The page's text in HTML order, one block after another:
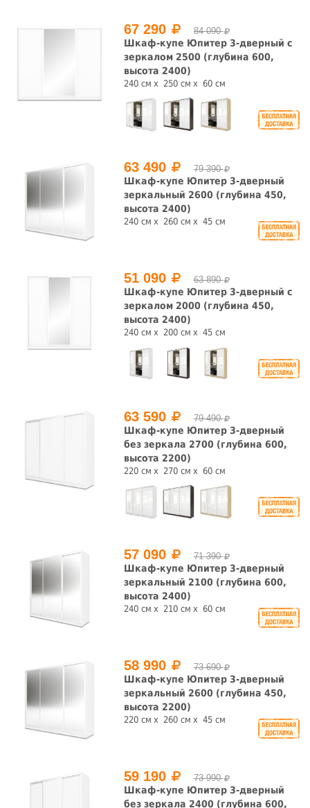
67 290 84 090
Шкаф-купе Юпитер 3-дверный с
зеркалом 2500 (глубина 600,
высота 2400)
240 см 250 см 60 см
63 490 79 390
Шкаф-купе Юпитер 3-дверный
зеркальный 2600 (глубина 450,
высота 2400)
240 см 260 см 45 см
51 090 63 890
Шкаф-купе Юпитер 3-дверный с
зеркалом 2000 (глубина 450,
высота 2400)
240 см 200 см 45 см
63 590 79 490
Шкаф-купе Юпитер 3-дверный
без зеркала 2700 (глубина 600,
высота 2200)
220 см 270 см 60 см
57 090 71 390
Шкаф-купе Юпитер 3-дверный
зеркальный 2100 (глубина 600,
высота 2400)
240 см 210 см 60 см
58 990 73 690
Шкаф-купе Юпитер 3-дверный
зеркальный 2600 (глубина 450,
высота 2200)
220 см 260 см 45 см
59 190 73 990
Шкаф-купе Юпитер 3-дверный
без зеркала 2400 (глубина 600,